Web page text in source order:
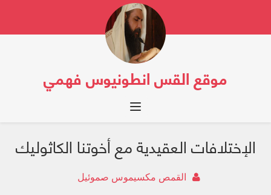
موقع القس انطونيوس فهمي
Toggle navigation
الإختلافات العقيدية مع أخوتنا الكاثوليك
القمص مكسيموس صموئيل